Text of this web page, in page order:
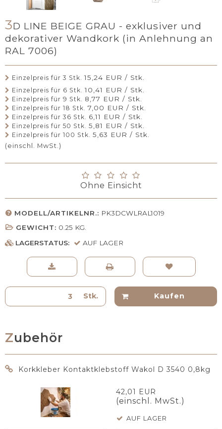
3D LINE BEIGE GRAU - exklusiver und
dekorativer Wandkork (in Anlehnung an
RAL 7006)
Einzelpreis für 3 Stk. 15,24 EUR / Stk.
Einzelpreis für 6 Stk. 10,41 EUR / Stk.
Einzelpreis für 9 Stk. 8,77 EUR / Stk.
Einzelpreis für 18 Stk. 7,00 EUR / Stk.
Einzelpreis für 36 Stk. 6,11 EUR / Stk.
Einzelpreis für 50 Stk. 5,81 EUR / Stk.
Einzelpreis für 100 Stk. 5,63 EUR / Stk.
(einschl. MwSt.)
Ohne Einsicht
MODELL/ARTIKELNR.: PK3DCWLRAL1019
GEWICHT: 0.25 KG.
LAGERSTATUS:
AUF LAGER
Stk. Kaufen
Zubehör
Korkkleber Kontaktklebstoff Wakol D 3540 0,8kg
42,01 EUR
(einschl. MwSt.)
AUF LAGER